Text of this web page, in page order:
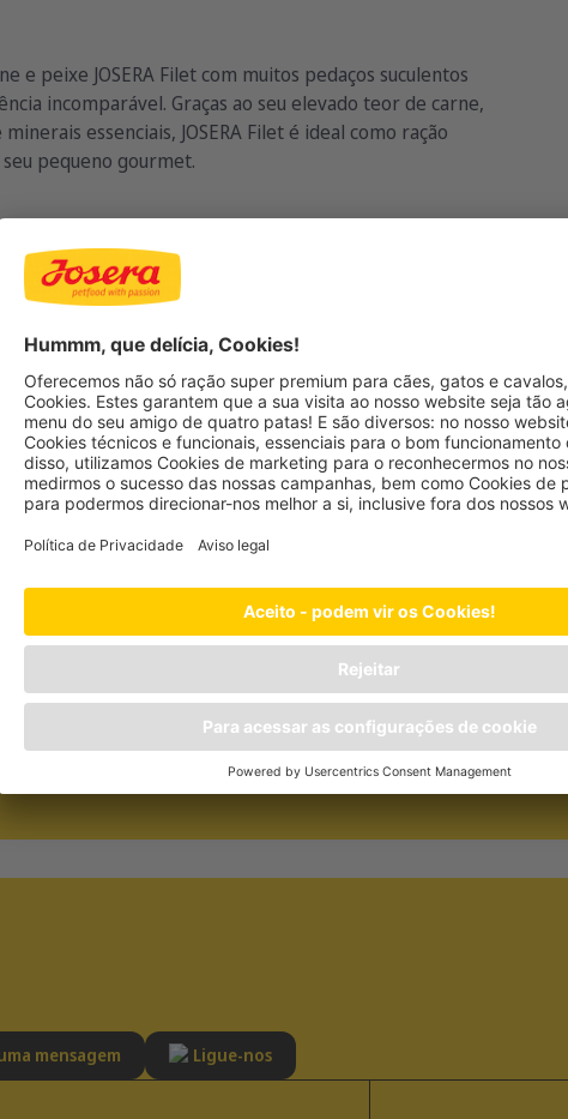
e peixe JOSERA Filet com muitos pedaços suculentos
incomparável. Graças ao seu elevado teor de carne,
essenciais, JOSERA Filet é ideal como ração
pequeno gourmet.
CHICKEN WITH
6,0-6,5
de ingredientes promove um pH
assim evitar a formação de cálculos
Ideal para a nutrição
cereais.
mensagem Ligue-nos